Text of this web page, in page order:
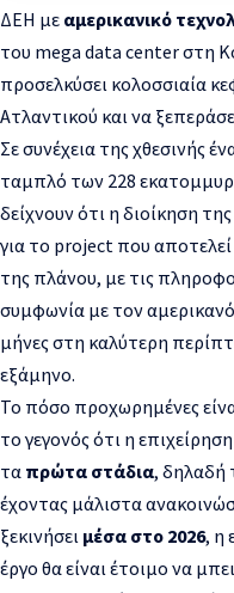
ΔΕΗ με αμερικανικό
του mega data center στη
προσελκύσει κολοσσιαία
Ατλαντικού και να
Σε συνέχεια της χθεσινής
ταμπλό των 228
δείχνουν ότι η διοίκηση
για το project που
της πλάνου, με τις
συμφωνία με τον
μήνες στη καλύτερη
εξάμηνο.
Το πόσο προχωρημένες
το γεγονός ότι η
τα πρώτα στάδια, δηλαδή
έχοντας μάλιστα
ξεκινήσει μέσα στο 2026, η
έργο θα είναι έτοιμο να